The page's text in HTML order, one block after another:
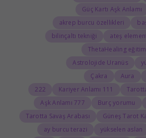
Güç Kartı Aşk Anlamı
akrep burcu özellikleri
ateş
bilinçaltı tekniği
ThetaHealing
Astrolojide Uranüs
Aura
Çakra
111 Kariyer Anlamı
222
Burç yorumu
777 Aşk Anlamı
Güneş Tarot
Tarotta Savaş Arabası
yükselen aslan
ay burcu terazi